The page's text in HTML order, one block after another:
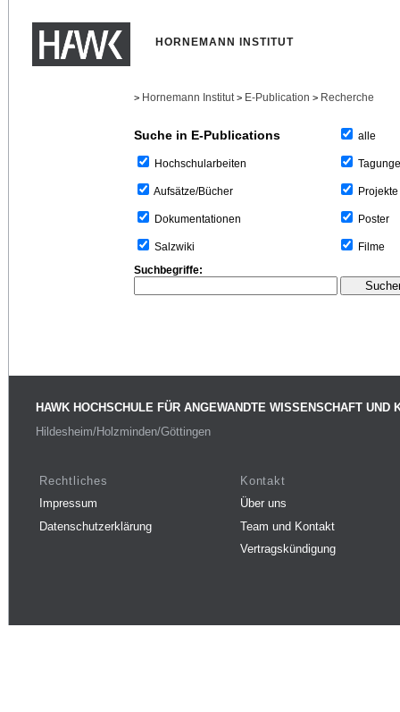
HORNEMANN INSTITUT
> Hornemann Institut > E-Publication > Recherche
Suche in E-Publications
Hochschularbeiten
Aufsätze/Bücher
Dokumentationen
Salzwiki
alle
Projekte
Poster
Filme
Suchbegriffe:
HAWK HOCHSCHULE FÜR ANGEWANDTE WISSENSCHAFT UND
Hildesheim/Holzminden/Göttingen
Rechtliches
Impressum
Datenschutzerklärung
Kontakt
Über uns
Team und Kontakt
Vertragskündigung